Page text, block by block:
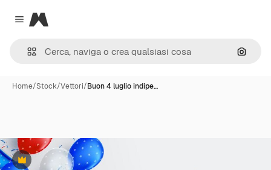
Close menu
Magnific
Cerca
Home/Stock/Vettori/Buon 4 luglio indipe…
Premium